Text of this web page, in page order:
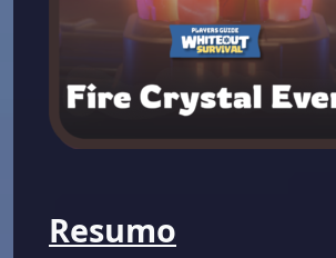
Resumo